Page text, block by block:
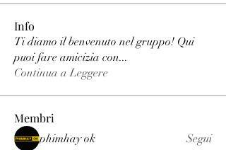
Info
Ti diamo il benvenuto nel gruppo! Qui
puoi fare amicizia con...
Continua a Leggere
Membri
phimhay ok Segui